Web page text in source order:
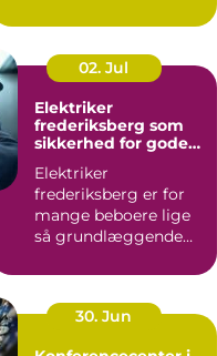
02. Jul
Elektriker
frederiksberg som
sikkerhed for gode
Elektriker
frederiksberg er for
mange beboere lige
så grundlæggende
varmekilder og...
30. Jun